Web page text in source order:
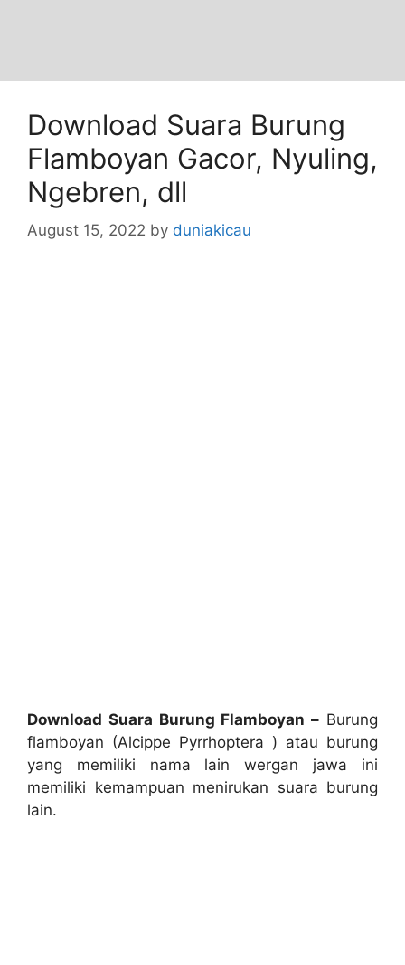
Download Suara Burung
Flamboyan Gacor, Nyuling,
Ngebren, dll
August 15, 2022 by duniakicau
Download Suara Burung Flamboyan – Burung
flamboyan (Alcippe Pyrrhoptera ) atau burung
yang memiliki nama lain wergan jawa ini
memiliki kemampuan menirukan suara burung
lain.